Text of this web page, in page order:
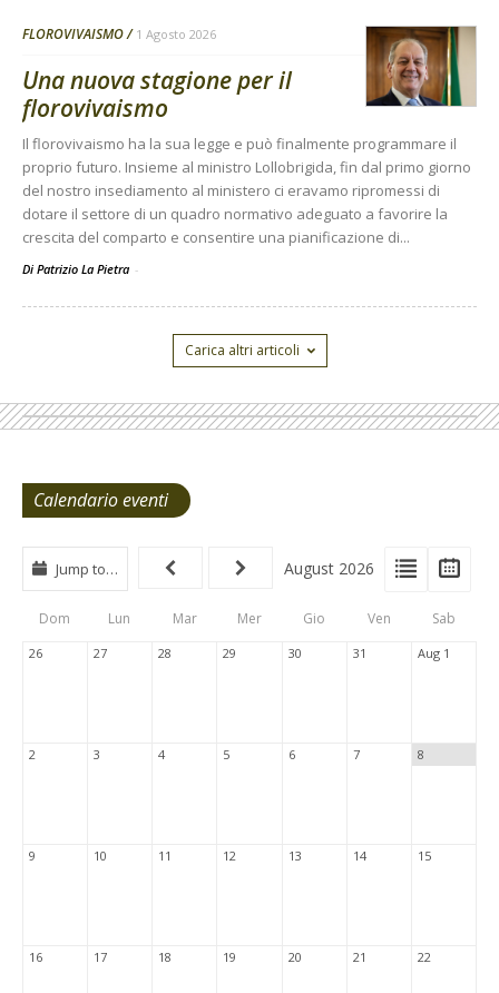
FLOROVIVAISMO 1 Agosto 2026
Una nuova stagione per il
florovivaismo
Il florovivaismo ha la sua legge e può finalmente programmare il
proprio futuro. Insieme al ministro Lollobrigida, fin dal primo giorno
del nostro insediamento al ministero ci eravamo ripromessi di
dotare il settore di un quadro normativo adeguato a favorire la
crescita del comparto e consentire una pianificazione di...
Di Patrizio La Pietra -
Carica altri articoli
Calendario eventi
View
Type
Tabs
View
List
Jump to… August 2026
Dom Lun Mar Mer Gio Ven Sab
26 27 28 29 30 31 Aug 1
2 3 4 5 6 7 8
9 10 11 12 13 14 15
16 17 18 19 20 21 22